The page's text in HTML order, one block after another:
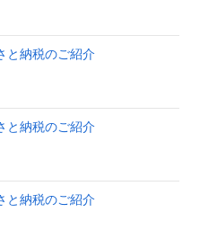
と納税のご紹介
と納税のご紹介
と納税のご紹介